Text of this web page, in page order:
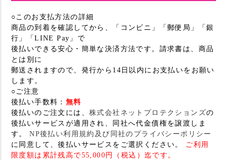
○このお支払方法の詳細
商品の到着を確認してから、「コンビニ」「郵便局」「銀
行」「LINE Pay」で
後払いできる安心・簡単な決済方法です。請求書は、商品
とは別に
郵送されますので、発行から14日以内にお支払いをお願い
します。
○ご注意
後払い手数料： 無料
後払いのご注文には、 株式会社ネットプロテクションズの
後払いサービスが適用され、同社へ代金債権を譲渡しま
す。NP後払い利用規約及び同社のプライバシーポリシー
に同意して、後払いサービスをご選択ください。 ご利用
限度額は累計残高で55,000円（税込）迄です。